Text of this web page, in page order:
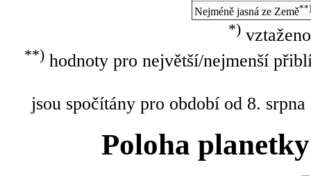
Nejméně jasná ze Země**)
*)
**)hodnoty pro největší/nejmenší
jsou spočítány pro období od 8.
Poloha